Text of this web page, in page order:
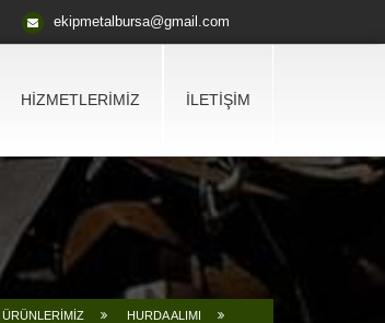
ekipmetalbursa@gmail.com
HİZMETLERİMİZ İLETİŞİM
ÜRÜNLERİMİZ HURDA ALIMI